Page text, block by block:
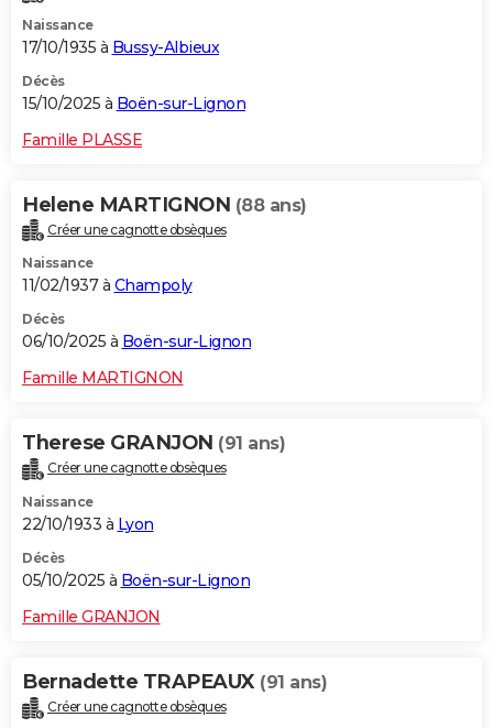
Naissance
17/10/1935 à Bussy-Albieux
Décès
15/10/2025 à Boën-sur-Lignon
Famille PLASSE
Helene MARTIGNON (88 ans)
Créer une cagnotte obsèques
Naissance
11/02/1937 à Champoly
Décès
06/10/2025 à Boën-sur-Lignon
Famille MARTIGNON
Therese GRANJON (91 ans)
Créer une cagnotte obsèques
Naissance
22/10/1933 à Lyon
Décès
05/10/2025 à Boën-sur-Lignon
Famille GRANJON
Bernadette TRAPEAUX (91 ans)
Créer une cagnotte obsèques